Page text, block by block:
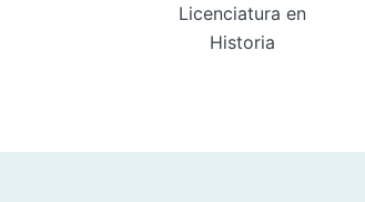
Licenciatura en
Historia